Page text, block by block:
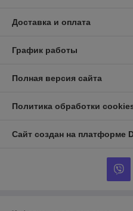
Доставка и оплата
График работы
Полная версия сайта
Политика обработки
Сайт создан на платформе